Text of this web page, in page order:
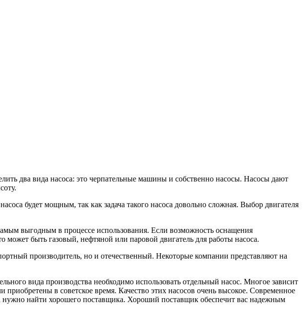
два вида насоса: это черпательные машины и собственно насосы. Насосы дают
будет мощным, так как задача такого насоса довольно сложная. Выбор двигателя
выгодным в процессе использования. Если возможность оснащения
может быть газовый, нефтяной или паровой двигатель для работы насоса.
производитель, но и отечественный. Некоторые компании представляют на
вида производства необходимо использовать отдельный насос. Многое зависит
в советское время. Качество этих насосов очень высокое. Современное
нужно найти хорошего поставщика. Хороший поставщик обеспечит вас надежным